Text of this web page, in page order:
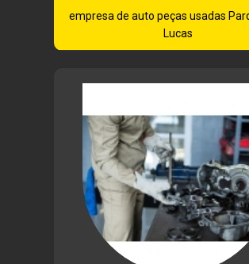
empresa de auto peças usadas
Lucas